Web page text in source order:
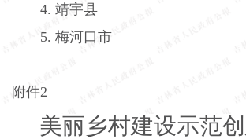
4. 靖宇县
5. 梅河口市
附件2
美丽乡村建设示范